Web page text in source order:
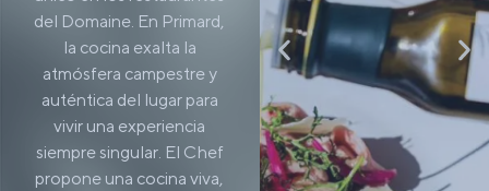
del Domaine. En Primard,
la cocina exalta la
atmósfera campestre y
auténtica del lugar para
vivir una experiencia
siempre singular. El Chef
propone una cocina viva,